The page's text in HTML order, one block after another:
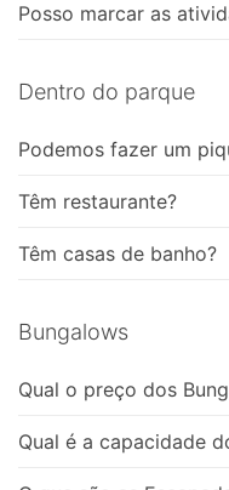
Posso marcar as
Dentro do parque
Podemos fazer um
Têm restaurante?
Têm casas de banho?
Bungalows
Qual o preço dos
Qual é a capacidade